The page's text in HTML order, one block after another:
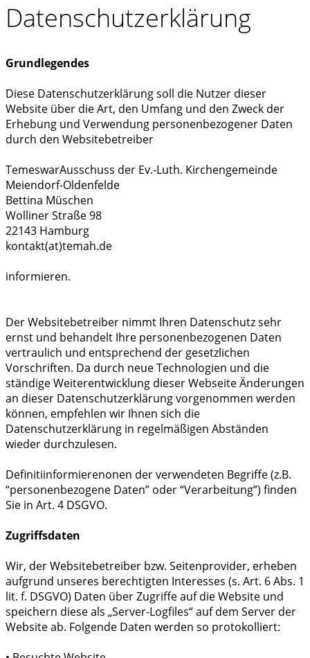
Datenschutzerklärung
Grundlegendes
Diese Datenschutzerklärung soll die Nutzer dieser
Website über die Art, den Umfang und den Zweck der
Erhebung und Verwendung personenbezogener Daten
durch den Websitebetreiber
TemeswarAusschuss der Ev.-Luth. Kirchengemeinde
Meiendorf-Oldenfelde
Bettina Müschen
Wolliner Straße 98
22143 Hamburg
kontakt(at)temah.de
informieren.
Der Websitebetreiber nimmt Ihren Datenschutz sehr
ernst und behandelt Ihre personenbezogenen Daten
vertraulich und entsprechend der gesetzlichen
Vorschriften. Da durch neue Technologien und die
ständige Weiterentwicklung dieser Webseite Änderungen
an dieser Datenschutzerklärung vorgenommen werden
können, empfehlen wir Ihnen sich die
Datenschutzerklärung in regelmäßigen Abständen
wieder durchzulesen.
Definitiinformierenonen der verwendeten Begriffe (z.B.
“personenbezogene Daten” oder “Verarbeitung”) finden
Sie in Art. 4 DSGVO.
Zugriffsdaten
Wir, der Websitebetreiber bzw. Seitenprovider, erheben
aufgrund unseres berechtigten Interesses (s. Art. 6 Abs. 1
lit. f. DSGVO) Daten über Zugriffe auf die Website und
speichern diese als „Server-Logfiles“ auf dem Server der
Website ab. Folgende Daten werden so protokolliert: